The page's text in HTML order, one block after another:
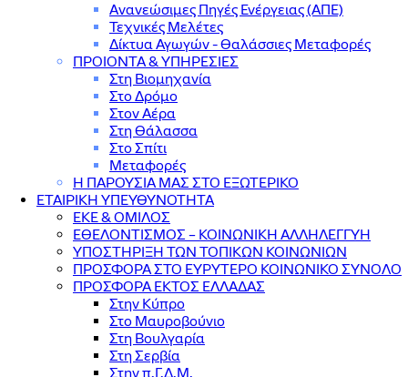
Ανανεώσιμες Πηγές Ενέργειας (ΑΠΕ)
Τεχνικές Μελέτες
Δίκτυα Αγωγών - Θαλάσσιες Μεταφορές
ΠΡΟΙΟΝΤΑ & YΠΗΡΕΣΙΕΣ
Στη Βιομηχανία
Στο Δρόμο
Στον Αέρα
Στη Θάλασσα
Στο Σπίτι
Μεταφορές
Η ΠΑΡΟΥΣΙΑ ΜΑΣ ΣΤΟ ΕΞΩΤΕΡΙΚΟ
ΕΤΑΙΡΙΚΗ ΥΠΕΥΘΥΝΟΤΗΤΑ
ΕΚΕ & ΟΜΙΛΟΣ
ΕΘΕΛΟΝΤΙΣΜΟΣ – ΚΟΙΝΩΝΙΚΗ ΑΛΛΗΛΕΓΓΥΗ
ΥΠΟΣΤΗΡΙΞΗ ΤΩΝ ΤΟΠΙΚΩΝ ΚΟΙΝΩΝΙΩΝ
ΠΡΟΣΦΟΡΑ ΣΤΟ ΕΥΡΥΤΕΡΟ ΚΟΙΝΩΝΙΚΟ ΣΥΝΟΛΟ
ΠΡΟΣΦΟΡΑ ΕΚΤΟΣ ΕΛΛΑΔΑΣ
Στην Κύπρο
Στο Μαυροβούνιο
Στη Βουλγαρία
Στη Σερβία
Στην π.Γ.Δ.Μ.